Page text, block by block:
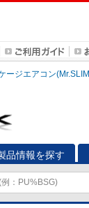
ージエアコン
品情報を探す